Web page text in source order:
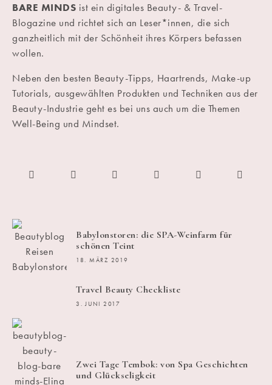
BARE MINDS ist ein digitales Beauty- & Travel-
Blogazine und richtet sich an Leser*innen, die sich
ganzheitlich mit der Schönheit ihres Körpers befassen
wollen.
Neben den besten Beauty-Tipps, Haartrends, Make-up
Tutorials, ausgewählten Produkten und Techniken aus der
Beauty-Industrie geht es bei uns auch um die Themen
Well-Being und Mindset.
Babylonstoren: die SPA-Weinfarm für
schönen Teint
18. MÄRZ 2019
Travel Beauty Checkliste
3. JUNI 2017
Zwei Tage Tembok: von Spa Geschichten
und Glückseligkeit